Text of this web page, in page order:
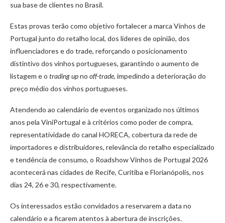
sua base de clientes no Brasil.
Estas provas terão como objetivo fortalecer a marca Vinhos de
Portugal junto do retalho local, dos líderes de opinião, dos
influenciadores e do trade, reforçando o posicionamento
distintivo dos vinhos portugueses, garantindo o aumento de
listagem e o trading upno off-trade, impedindo a deterioração do
preço médio dos vinhos portugueses.
Atendendo ao calendário de eventos organizado nos últimos
anos pela ViniPortugal e à critérios como poder de compra,
representatividade do canal HORECA, cobertura da rede de
importadores e distribuidores, relevância do retalho especializado
e tendência de consumo, o Roadshow Vinhos de Portugal 2026
acontecerá nas cidades de Recife, Curitiba e Florianópolis, nos
dias 24, 26 e 30, respectivamente.
Os interessados estão convidados a reservarem a data no
calendário e a ficarem atentos à abertura de inscrições.